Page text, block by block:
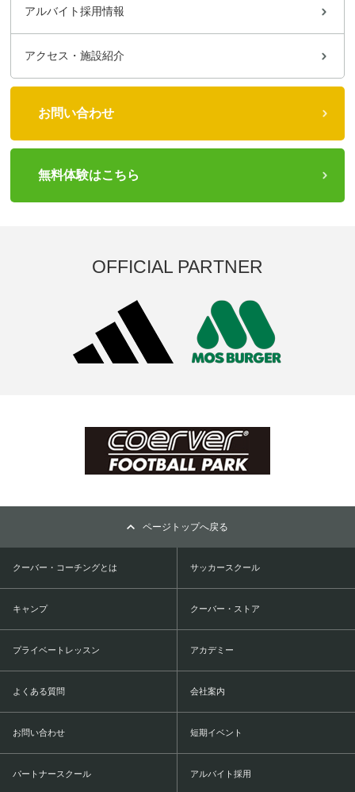
アルバイト採用情報
アクセス・施設紹介
お問い合わせ
無料体験はこちら
OFFICIAL PARTNER
ページトップへ戻る
クーバー・コーチングとは サッカースクール
キャンプ クーバー・ストア
プライベートレッスン アカデミー
よくある質問 会社案内
お問い合わせ 短期イベント
パートナースクール アルバイト採用